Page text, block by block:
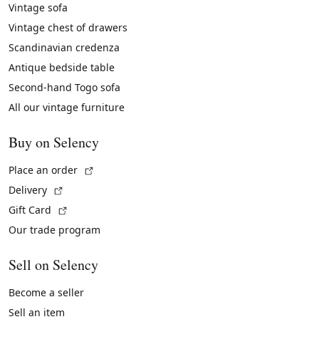
Vintage sofa
Vintage chest of drawers
Scandinavian credenza
Antique bedside table
Second-hand Togo sofa
All our vintage furniture
Buy on Selency
Place an order
Delivery
Gift Card
Our trade program
Sell on Selency
Become a seller
Sell an item